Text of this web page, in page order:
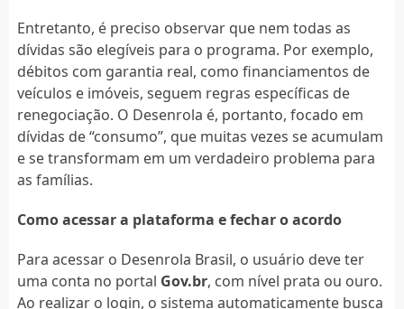
Entretanto, é preciso observar que nem todas as
dívidas são elegíveis para o programa. Por exemplo,
débitos com garantia real, como financiamentos de
veículos e imóveis, seguem regras específicas de
renegociação. O Desenrola é, portanto, focado em
dívidas de “consumo”, que muitas vezes se acumulam
e se transformam em um verdadeiro problema para
as famílias.
Como acessar a plataforma e fechar o acordo
Para acessar o Desenrola Brasil, o usuário deve ter
uma conta no portal Gov.br, com nível prata ou ouro.
Ao realizar o login, o sistema automaticamente busca